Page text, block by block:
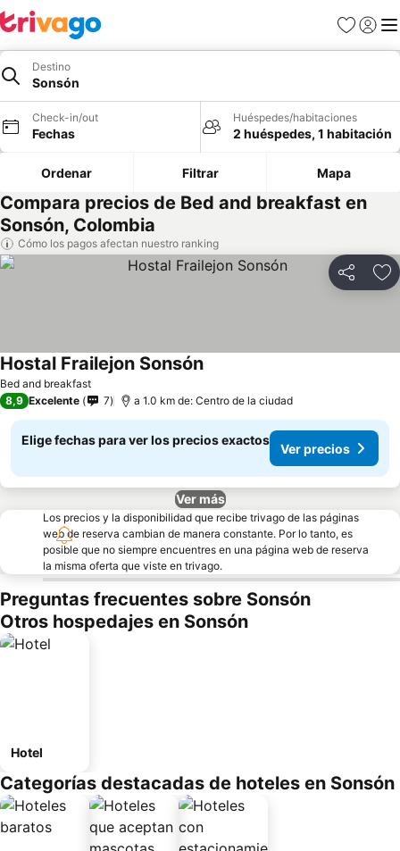
Favoritos
Iniciar
Destino
Sonsón
Check-in/out
Fechas
Huéspedes/habitaciones
2 huéspedes, 1 habitación
Ordenar Filtrar Mapa
Compara precios de Bed and breakfast en
Sonsón, Colombia
Cómo los pagos afectan nuestro ranking
Compartir
Bed and breakfast
Hostal Frailejon Sonsón
8,9 Excelente 7 a 1.0 km de: Centro de la ciudad
Elige fechas para ver los precios exactos
Ver precios
Ver más
Los precios y la disponibilidad que recibe trivago de las páginas
web de reserva cambian de manera constante. Por lo tanto, es
posible que no siempre encuentres en una página web de reserva
la misma oferta que viste en trivago.
Preguntas frecuentes sobre Sonsón
Otros hospedajes en Sonsón
Hotel
Categorías destacadas de hoteles en Sonsón